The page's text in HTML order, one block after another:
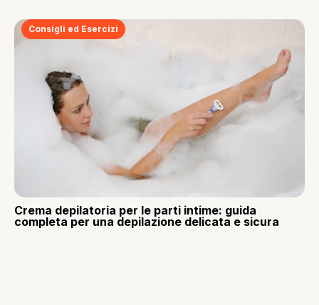
Consigli ed Esercizi
Crema depilatoria per le parti intime: guida
completa per una depilazione delicata e sicura